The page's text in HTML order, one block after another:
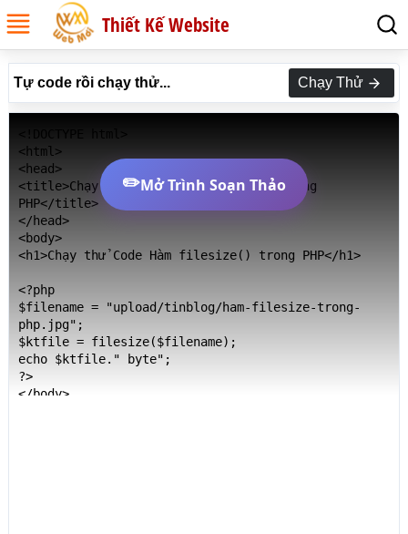
Thiết Kế Website
Tự code rồi chạy thử... Chạy Thử
<html>
<head>
<title>Chạy thử Code Hàm filesize() trong
PHP</title>
</head>
<body>
<h1>Chạy thử Code Hàm filesize() trong PHP</h1>
<?php
$filename = "upload/tinblog/ham-filesize-trong-
php.jpg";
$ktfile = filesize($filename);
echo $ktfile." byte";
?>
</body>
✏️Mở Trình Soạn Thảo